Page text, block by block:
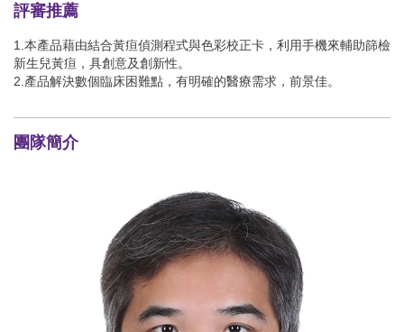
評審推薦
1.本產品藉由結合黃疸偵測程式與色彩校正卡，利用手機來輔助篩檢
新生兒黃疸，具創意及創新性。
2.產品解決數個臨床困難點，有明確的醫療需求，前景佳。
團隊簡介